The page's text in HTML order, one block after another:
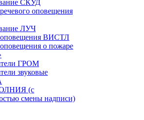
СКУД
оповещения
ЛУЧ
оповещения ВИСТЛ
о пожаре
ГРОМ
звуковые
(с
смены надписи)